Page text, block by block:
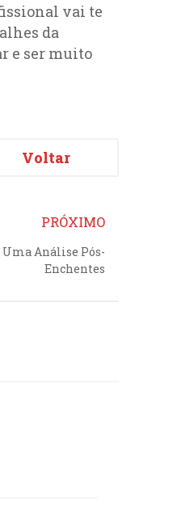
vai te
da
e ser muito
Voltar
PRÓXIMO
Análise Pós-
Enchentes